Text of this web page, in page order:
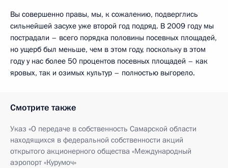
Вы совершенно правы, мы, к сожалению, подверглись
сильнейшей засухе уже второй год подряд. В 2009 году мы
пострадали – всего порядка половины посевных площадей,
но ущерб был меньше, чем в этом году, поскольку в этом
году у нас более 50 процентов посевных площадей – как
яровых, так и озимых культур – полностью выгорело.
Смотрите также
Указ «О передаче в собственность Самарской области
находящихся в федеральной собственности акций
открытого акционерного общества «Международный
аэропорт «Курумоч»